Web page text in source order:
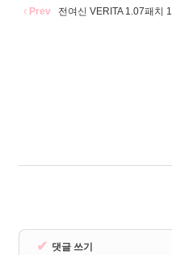
Prev 전여신 VERITA 1.07패치 1
✔ 댓글 쓰기